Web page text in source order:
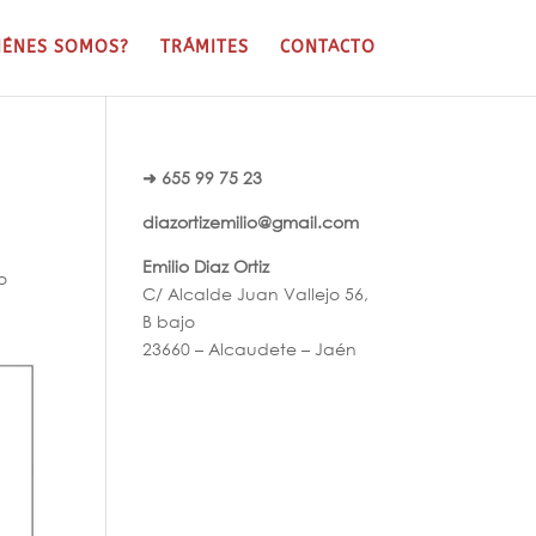
SOMOS? TRÁMITES CONTACTO
➜ 655 99 75 23
diazortizemilio@gmail.com
Emilio Diaz Ortiz
C/ Alcalde Juan Vallejo 56,
B bajo
23660 – Alcaudete – Jaén